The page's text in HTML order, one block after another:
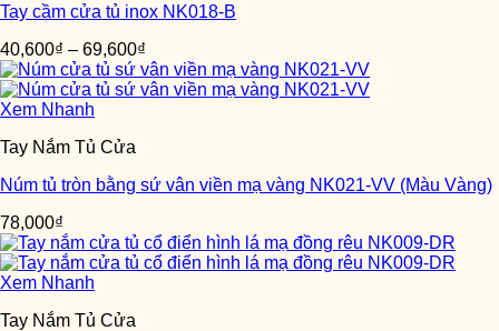
Tay cầm cửa tủ inox NK018-B
40,600₫ – 69,600₫
Xem Nhanh
Tay Nắm Tủ Cửa
Núm tủ tròn bằng sứ vân viền mạ vàng NK021-VV (Màu Vàng)
78,000₫
Xem Nhanh
Tay Nắm Tủ Cửa